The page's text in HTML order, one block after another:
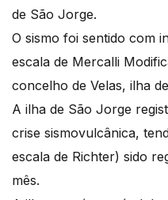
de São Jorge.
O sismo foi sentido com
escala de Mercalli
concelho de Velas, ilha
A ilha de São Jorge
crise sismovulcânica,
escala de Richter) sido
mês.